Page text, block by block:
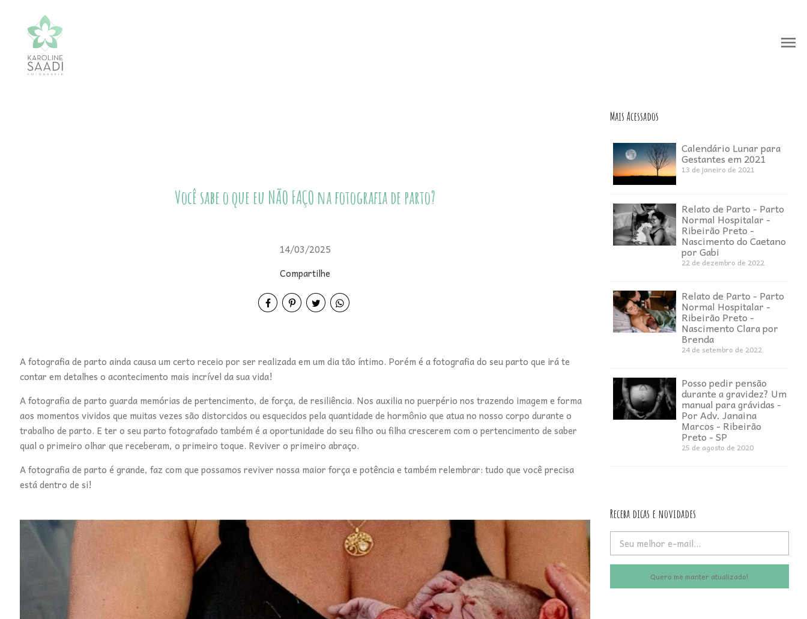
menu
Você sabe o que eu NÃO FAÇO na fotografia de parto?
14/03/2025
Compartilhe
A fotografia de parto ainda causa um certo receio por ser realizada em um dia tão íntimo. Porém é a fotografia do seu parto que irá te
contar em detalhes o acontecimento mais incrível da sua vida!
A fotografia de parto guarda memórias de pertencimento, de força, de resiliência. Nos auxilia no puerpério nos trazendo imagem e forma
aos momentos vividos que muitas vezes são distorcidos ou esquecidos pela quantidade de hormônio que atua no nosso corpo durante o
trabalho de parto. E ter o seu parto fotografado também é a oportunidade do seu filho ou filha crescerem com o pertencimento de saber
qual o primeiro olhar que receberam, o primeiro toque. Reviver o primeiro abraço.
A fotografia de parto é grande, faz com que possamos reviver nossa maior força e potência e também relembrar: tudo que você precisa
está dentro de si!
Mais Acessados
Calendário Lunar para
Gestantes em 2021
13 de janeiro de 2021
Relato de Parto - Parto
Normal Hospitalar -
Ribeirão Preto -
Nascimento do Caetano
por Gabi
22 de dezembro de 2022
Relato de Parto - Parto
Normal Hospitalar -
Ribeirão Preto -
Nascimento Clara por
Brenda
24 de setembro de 2022
Posso pedir pensão
durante a gravidez? Um
manual para grávidas -
Por Adv. Janaina
Marcos - Ribeirão
Preto - SP
25 de agosto de 2020
Receba dicas e novidades
Quero me manter atualizado!